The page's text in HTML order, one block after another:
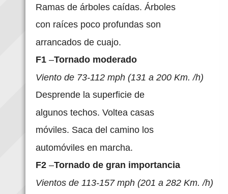
Ramas de árboles caídas. Árboles
con raíces poco profundas son
arrancados de cuajo.
F1 –Tornado moderado
Viento de 73-112 mph (131 a 200 Km. /h)
Desprende la superficie de
algunos techos. Voltea casas
móviles. Saca del camino los
automóviles en marcha.
F2 –Tornado de gran importancia
Vientos de 113-157 mph (201 a 282 Km. /h)